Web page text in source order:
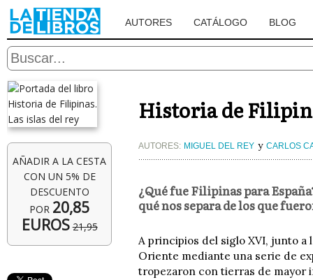
AUTORES CATÁLOGO BLOG
AÑADIR A LA CESTA
CON UN 5% DE
DESCUENTO
POR 20,85
EUROS 21,95
Historia de
AUTORES: MIGUEL DEL REY y CARLOS
¿Qué fue Filipinas para
qué nos separa de los que
A principios del siglo XVI, junto a
Oriente mediante una serie de
tropezaron con tierras de mayor